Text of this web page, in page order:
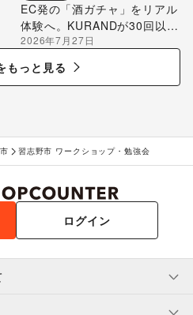
EC発の「酒ガチャ」をリアル
体験へ。KURANDが30回以上
のポップアップ出店で届け
る“新しいお酒との出会い”
2026年7月27日
もっと見る
習志野市 ワークショップ・勉強会
ログイン